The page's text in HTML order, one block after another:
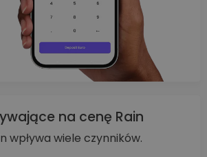
na cenę Rain
wpływa wiele czynników.